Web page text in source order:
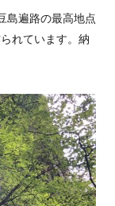
島遍路の最高地点
れています。納